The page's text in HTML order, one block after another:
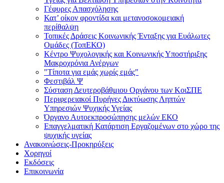
Γέφυρες Απασχόλησης
Κατ’ οίκον φροντίδα και μετανοσοκομειακή
περίθαλψη
Τοπικές Δράσεις Κοινωνικής Ένταξης για Ευάλωτες
Ομάδες (ΤοπΕΚΟ)
Κέντρο Ψυχολογικής και Κοινωνικής Υποστήριξης
Μακροχρόνια Ανέργων
"Τίποτα για εμάς χωρίς εμάς"
Φεστιβάλ Ψ
Σύσταση Δευτεροβάθμιου Οργάνου των ΚοιΣΠΕ
Περιφερειακοί Πυρήνες Δικτύωσης Ληπτών
Υπηρεσιών Ψυχικής Υγείας
Όργανο Αυτοεκπροσώπησης μελών ΕΚΟ
Επαγγελματική Κατάρτιση Εργαζομένων στο χώρο της
ψυχικής υγείας
Ανακοινώσεις-Προκηρύξεις
Χορηγοί
Εκδόσεις
Επικοινωνία